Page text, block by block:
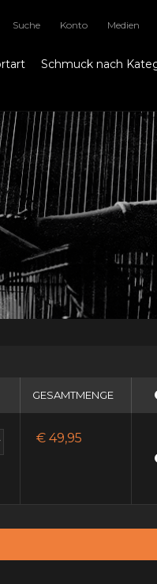
Suche Konto Medien
Schmuck nach
GESAMTMENGE
€ 49,95